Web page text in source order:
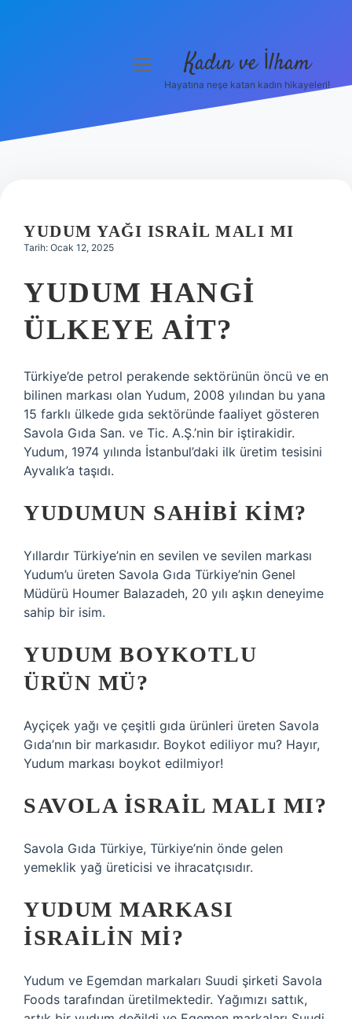
Hakkımızda
menüyü
Kadın ve İlham
Hayatına neşe katan kadın hikayeleri!
YUDUM YAĞI ISRAIL MALI MI
Tarih: Ocak 12, 2025
YUDUM HANGI
ÜLKEYE AIT?
Türkiye’de petrol perakende sektörünün öncü ve en
bilinen markası olan Yudum, 2008 yılından bu yana
15 farklı ülkede gıda sektöründe faaliyet gösteren
Savola Gıda San. ve Tic. A.Ş.’nin bir iştirakidir.
Yudum, 1974 yılında İstanbul’daki ilk üretim tesisini
Ayvalık’a taşıdı.
YUDUMUN SAHIBI KIM?
Yıllardır Türkiye’nin en sevilen ve sevilen markası
Yudum’u üreten Savola Gıda Türkiye’nin Genel
Müdürü Houmer Balazadeh, 20 yılı aşkın deneyime
sahip bir isim.
YUDUM BOYKOTLU
ÜRÜN MÜ?
Ayçiçek yağı ve çeşitli gıda ürünleri üreten Savola
Gıda’nın bir markasıdır. Boykot ediliyor mu? Hayır,
Yudum markası boykot edilmiyor!
SAVOLA İSRAIL MALI MI?
Savola Gıda Türkiye, Türkiye’nin önde gelen
yemeklik yağ üreticisi ve ihracatçısıdır.
YUDUM MARKASI
İSRAILIN MI?
Yudum ve Egemdan markaları Suudi şirketi Savola
Foods tarafından üretilmektedir. Yağımızı sattık,